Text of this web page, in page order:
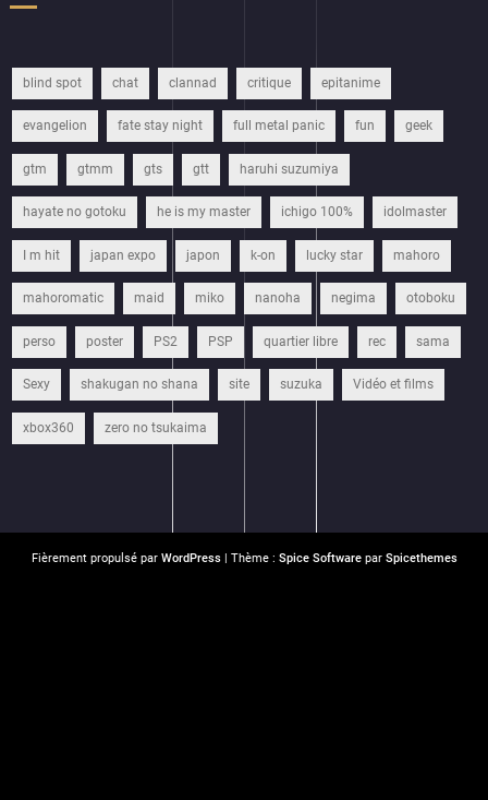
blind spot chat clannad critique epitanime
evangelion fate stay night full metal panic fun geek
gtm gtmm gts gtt haruhi suzumiya
hayate no gotoku he is my master ichigo 100% idolmaster
I m hit japan expo japon k-on lucky star mahoro
mahoromatic maid miko nanoha negima otoboku
perso poster PS2 PSP quartier libre rec sama
Sexy shakugan no shana site suzuka Vidéo et films
xbox360 zero no tsukaima
Fièrement propulsé par WordPress| Thème : Spice Softwarepar Spicethemes